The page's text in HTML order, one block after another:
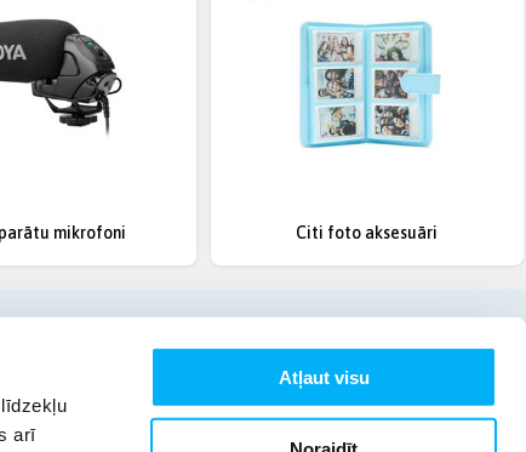
arī
Atļaut visu
mikrofoni Citi foto aksesuāri